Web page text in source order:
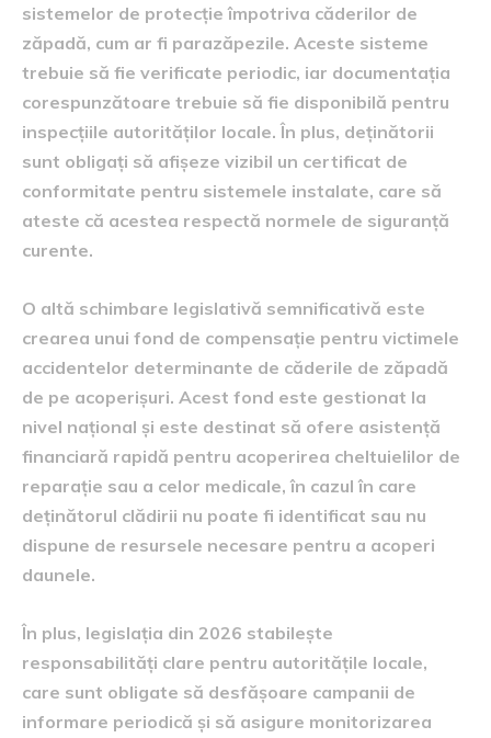
sistemelor de protecție împotriva căderilor de
zăpadă, cum ar fi parazăpezile. Aceste sisteme
trebuie să fie verificate periodic, iar documentația
corespunzătoare trebuie să fie disponibilă pentru
inspecțiile autorităților locale. În plus, deținătorii
sunt obligați să afișeze vizibil un certificat de
conformitate pentru sistemele instalate, care să
ateste că acestea respectă normele de siguranță
curente.
O altă schimbare legislativă semnificativă este
crearea unui fond de compensație pentru victimele
accidentelor determinante de căderile de zăpadă
de pe acoperișuri. Acest fond este gestionat la
nivel național și este destinat să ofere asistență
financiară rapidă pentru acoperirea cheltuielilor de
reparație sau a celor medicale, în cazul în care
deținătorul clădirii nu poate fi identificat sau nu
dispune de resursele necesare pentru a acoperi
daunele.
În plus, legislația din 2026 stabilește
responsabilități clare pentru autoritățile locale,
care sunt obligate să desfășoare campanii de
informare periodică și să asigure monitorizarea